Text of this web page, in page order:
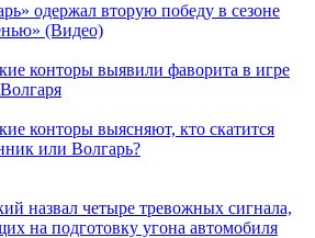
одержал вторую победу в сезоне
(Видео)
конторы выявили фаворита в игре
конторы выясняют, кто скатится
или Волгарь?
назвал четыре тревожных сигнала,
на подготовку угона автомобиля